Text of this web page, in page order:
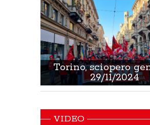
Torino, sciopero
29/11/2024
VIDEO